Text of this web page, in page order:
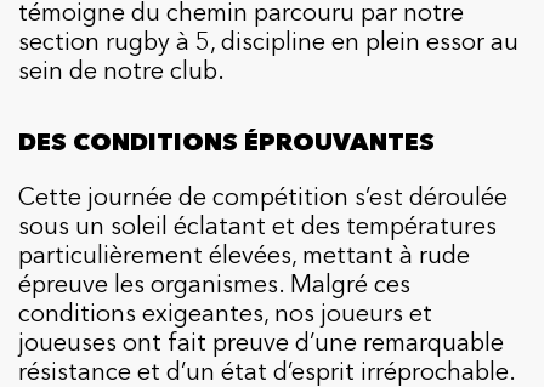
témoigne du chemin parcouru par notre
section rugby à 5, discipline en plein essor au
sein de notre club.
DES CONDITIONS ÉPROUVANTES
Cette journée de compétition s’est déroulée
sous un soleil éclatant et des températures
particulièrement élevées, mettant à rude
épreuve les organismes. Malgré ces
conditions exigeantes, nos joueurs et
joueuses ont fait preuve d’une remarquable
résistance et d’un état d’esprit irréprochable.